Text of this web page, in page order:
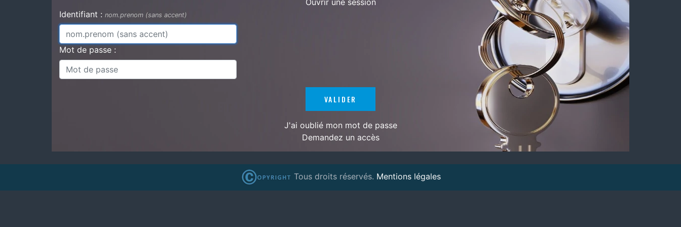
Ouvrir une session
Identifiant : nom.prenom (sans accent)
Mot de passe :
J'ai oublié mon mot de passe
Demandez un accès
Tous droits réservés. Mentions légales